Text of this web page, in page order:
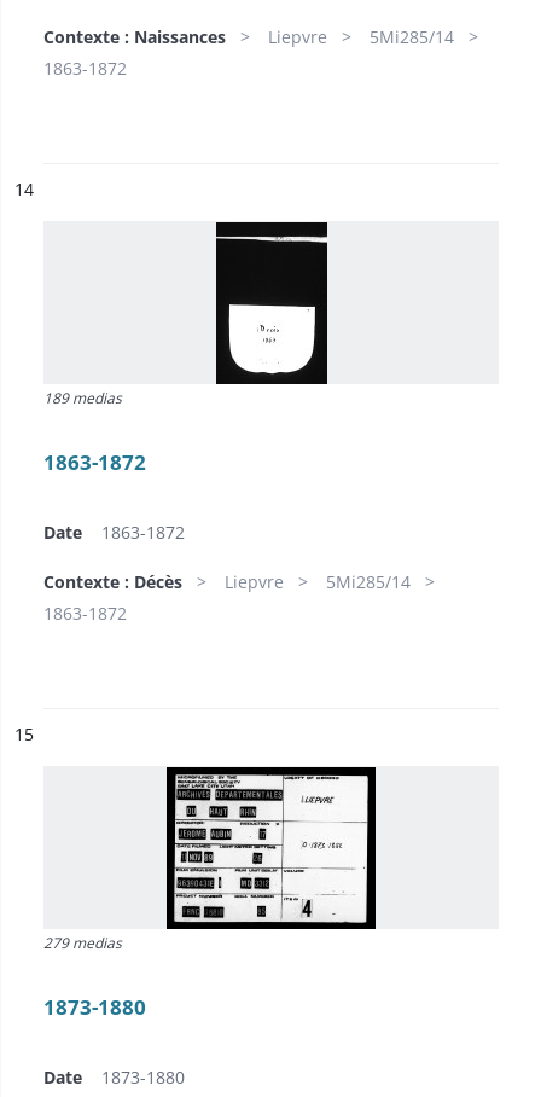
Contexte : Naissances Liepvre
5Mi285/14
1863-1872
n°
14
189 medias
1863-1872
Date 1863-1872
Contexte : Décès Liepvre
5Mi285/14
1863-1872
n°
15
279 medias
1873-1880
Date 1873-1880